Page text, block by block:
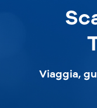
Viaggia,